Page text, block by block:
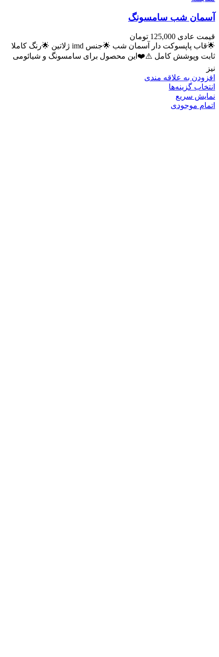
آسمان شب سامسونگ
قیمت عادی 125,000 تومان
🌟قاب پاپسوکت دار آسمان شب 🌟جنس imd ژلاتین 🌟رنگ کاملا
ثابت وپوشش کامل ⚠️❤️این محصول برای سامسونگ و شیائومی
نیز
افزودن به علاقه مندی
انتخاب گزینه‌ها
نمایش سریع
اتمام موجودی